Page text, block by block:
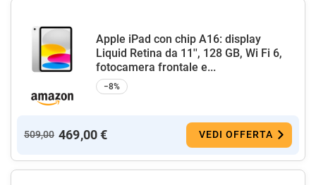
Apple iPad con chip A16: display
Liquid Retina da 11'', 128 GB, Wi Fi 6,
fotocamera frontale e...
−8%
509,00 469,00 € VEDI OFFERTA